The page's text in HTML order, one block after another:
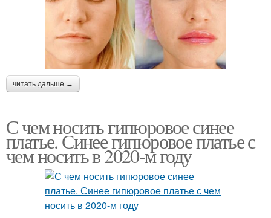
читать дальше →
С чем носить гипюровое синее
платье. Синее гипюровое платье с
чем носить в 2020-м году